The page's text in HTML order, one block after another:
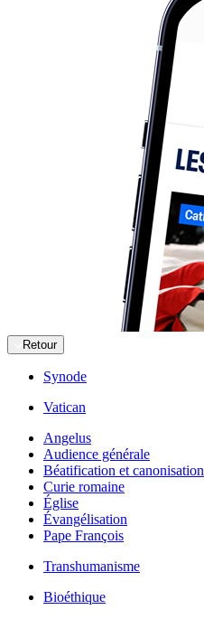
Retour
Synode
Vatican
Angelus
Audience générale
Béatification et canonisation
Curie romaine
Église
Évangélisation
Pape François
Transhumanisme
Bioéthique